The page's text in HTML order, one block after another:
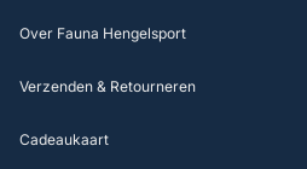
Over Fauna Hengelsport
Verzenden & Retourneren
Cadeaukaart